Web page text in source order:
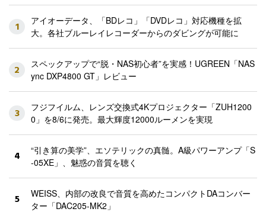
1
アイオーデータ、「BDレコ」「DVDレコ」対応機種を拡
大。各社ブルーレイレコーダーからのダビングが可能に
2
スペックアップで“脱・NAS初心者”を実感！UGREEN「NAS
ync DXP4800 GT」レビュー
3
フジフイルム、レンズ交換式4Kプロジェクター「ZUH1200
0」を8/6に発売。最大輝度12000ルーメンを実現
4
“引き算の美学”、エソテリックの真髄。A級パワーアンプ「S
-05XE」、魅惑の音質を聴く
5
WEISS、内部の改良で音質を高めたコンパクトDAコンバー
ター「DAC205-MK2」